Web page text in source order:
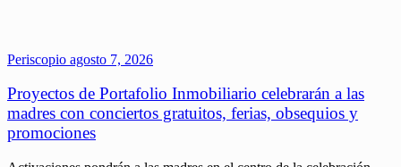
Periscopio agosto 7, 2026
Proyectos de Portafolio Inmobiliario celebrarán a las
madres con conciertos gratuitos, ferias, obsequios y
promociones